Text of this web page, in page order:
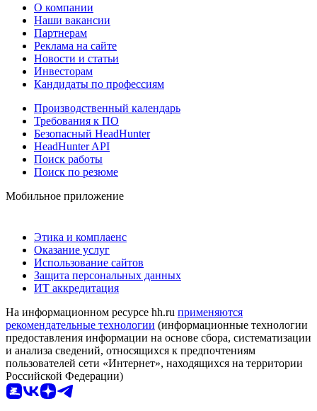
О компании
Наши вакансии
Партнерам
Реклама на сайте
Новости и статьи
Инвесторам
Кандидаты по профессиям
Производственный календарь
Требования к ПО
Безопасный HeadHunter
HeadHunter API
Поиск работы
Поиск по резюме
Мобильное приложение
Этика и комплаенс
Оказание услуг
Использование сайтов
Защита персональных данных
ИТ аккредитация
На информационном ресурсе hh.ru применяются
рекомендательные технологии (информационные технологии
предоставления информации на основе сбора, систематизации
и анализа сведений, относящихся к предпочтениям
пользователей сети «Интернет», находящихся на территории
Российской Федерации)